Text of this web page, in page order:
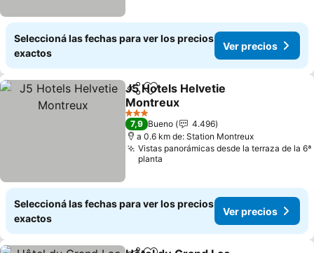
Seleccioná las fechas para ver los precios
exactos
Ver precios
CompartirAñadir a favoritos
J5 Hotels Helvetie
Montreux
3 Estrellas
7,9 Bueno
4.496
a 0.6 km de: Station Montreux
Vistas panorámicas desde la terraza de la 6ª
planta
Seleccioná las fechas para ver los precios
exactos
Ver precios